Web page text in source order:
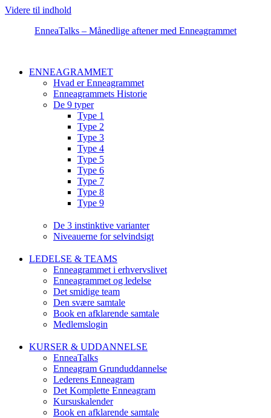
Videre til indhold
EnneaTalks – Månedlige aftener med Enneagrammet
ENNEAGRAMMET
Hvad er Enneagrammet
Enneagrammets Historie
De 9 typer
Type 1
Type 2
Type 3
Type 4
Type 5
Type 6
Type 7
Type 8
Type 9
De 3 instinktive varianter
Niveauerne for selvindsigt
LEDELSE & TEAMS
Enneagrammet i erhvervslivet
Enneagrammet og ledelse
Det smidige team
Den svære samtale
Book en afklarende samtale
Medlemslogin
KURSER & UDDANNELSE
EnneaTalks
Enneagram Grunduddannelse
Lederens Enneagram
Det Komplette Enneagram
Kursuskalender
Book en afklarende samtale